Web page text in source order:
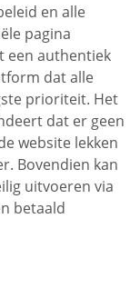
en alle
pagina
een authentiek
dat alle
prioriteit. Het
dat er geen
website lekken
Bovendien kan
uitvoeren via
betaald